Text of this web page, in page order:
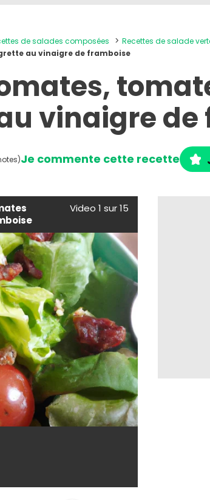
de salades composées
Recettes de salade
au vinaigre de framboise
vinaigre de
Je commente cette recette
Video 1 sur 15